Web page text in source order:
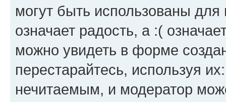
могут быть использованы
означает радость, а :(
можно увидеть в форме
перестарайтесь, используя
нечитаемым, и модератор